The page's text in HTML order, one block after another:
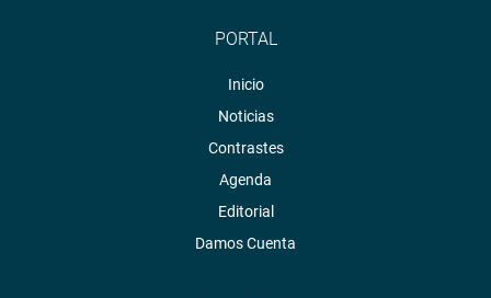
PORTAL
Inicio
Noticias
Contrastes
Agenda
Editorial
Damos Cuenta